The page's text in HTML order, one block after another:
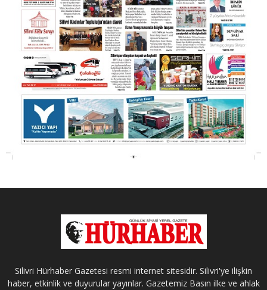
Silivri Hürhaber Gazetesi resmi internet sitesidir. Silivri'ye ilişkin
haber, etkinlik ve duyurular yayınlar. Gazetemiz Basın ilke ve ahlak